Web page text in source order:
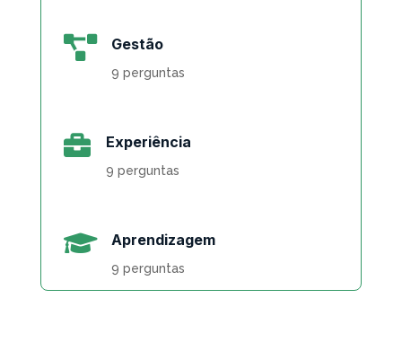
 Gestão
9 perguntas
 Experiência
9 perguntas
 Aprendizagem
9 perguntas